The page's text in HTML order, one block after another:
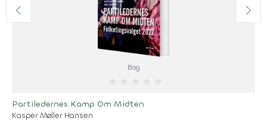
Bog
Partiledernes Kamp Om Midten
Kasper Møller Hansen